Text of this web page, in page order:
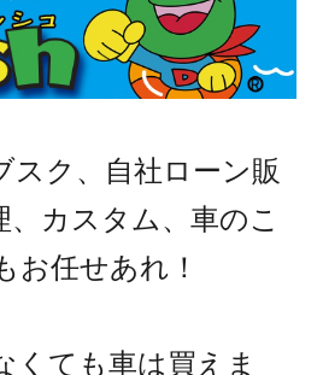
スク、自社ローン販
、カスタム、車のこ
お任せあれ！
くても車は買えま